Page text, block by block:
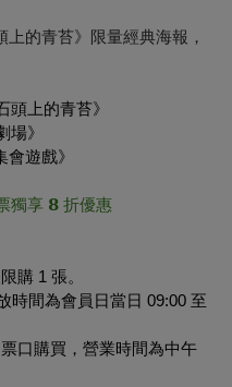
的青苔》限量經典海報，
上的青苔》
》
遊戲》
獨享 𝟴 折優惠
購 1 張。
時間為會員日當日 09:00 至
口購買，營業時間為中午